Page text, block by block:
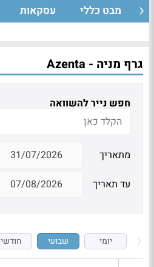
מבט כללי עסקאות
גרף מניה - Azenta
חפש נייר להשוואה
מתאריך
עד תאריך
יומי שבועי חודשי